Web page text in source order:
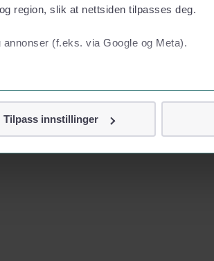
region, slik at nettsiden tilpasses deg.
(f.eks. via Google og Meta).
Tilpass innstillinger